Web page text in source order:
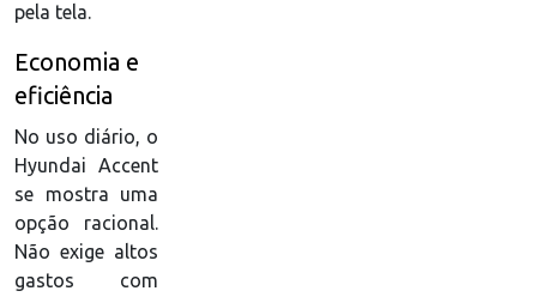
pela tela.
Economia e
eficiência
No uso diário, o
Hyundai Accent
se mostra uma
opção racional.
Não exige altos
gastos com